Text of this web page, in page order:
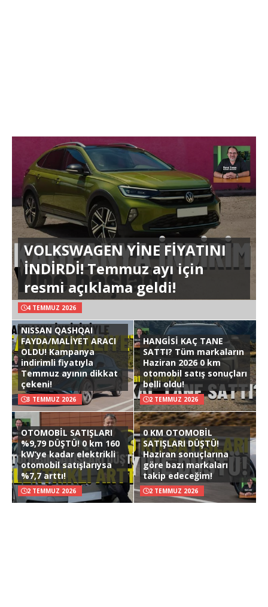
VOLKSWAGEN YİNE FİYATINI
İNDİRDİ! Temmuz ayı için
resmi açıklama geldi!
4 TEMMUZ 2026
NISSAN QASHQAI
FAYDA/MALİYET ARACI
OLDU! Kampanya
indirimli fiyatıyla
Temmuz ayının dikkat
çekeni!
3 TEMMUZ 2026
HANGİSİ KAÇ TANE
SATTI? Tüm markaların
Haziran 2026 0 km
otomobil satış sonuçları
belli oldu!
2 TEMMUZ 2026
OTOMOBİL SATIŞLARI
%9,79 DÜŞTÜ! 0 km 160
kW’ye kadar elektrikli
otomobil satışlarıysa
%7,7 arttı!
2 TEMMUZ 2026
0 KM OTOMOBİL
SATIŞLARI DÜŞTÜ!
Haziran sonuçlarına
göre bazı markaları
takip edeceğim!
2 TEMMUZ 2026